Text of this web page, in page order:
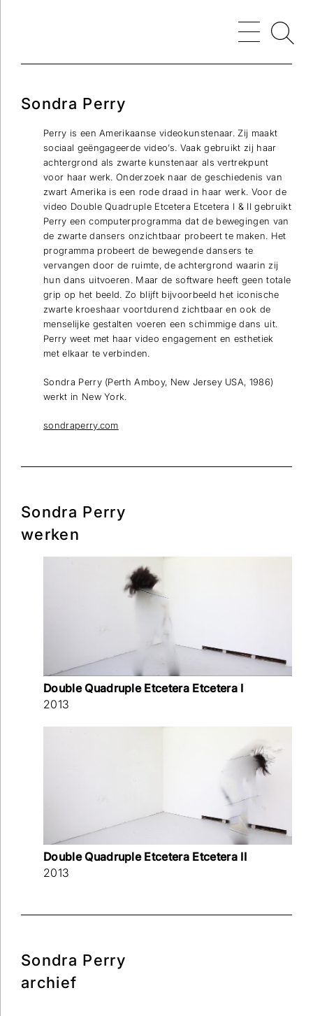
Sondra Perry
Perry is een Amerikaanse videokunstenaar. Zij maakt
sociaal geëngageerde video’s. Vaak gebruikt zij haar
achtergrond als zwarte kunstenaar als vertrekpunt
voor haar werk. Onderzoek naar de geschiedenis van
zwart Amerika is een rode draad in haar werk. Voor de
video Double Quadruple Etcetera Etcetera I & II gebruikt
Perry een computerprogramma dat de bewegingen van
de zwarte dansers onzichtbaar probeert te maken. Het
programma probeert de bewegende dansers te
vervangen door de ruimte, de achtergrond waarin zij
hun dans uitvoeren. Maar de software heeft geen totale
grip op het beeld. Zo blijft bijvoorbeeld het iconische
zwarte kroeshaar voortdurend zichtbaar en ook de
menselijke gestalten voeren een schimmige dans uit.
Perry weet met haar video engagement en esthetiek
met elkaar te verbinden.
Sondra Perry (Perth Amboy, New Jersey USA, 1986)
werkt in New York.
sondraperry.com
Sondra Perry
werken
Double Quadruple Etcetera Etcetera I
2013
Double Quadruple Etcetera Etcetera II
2013
Sondra Perry
archief